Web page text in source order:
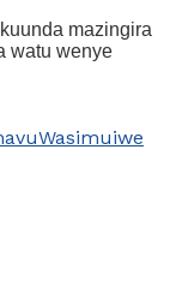
mazingira
watu wenye
Wasimuiwe